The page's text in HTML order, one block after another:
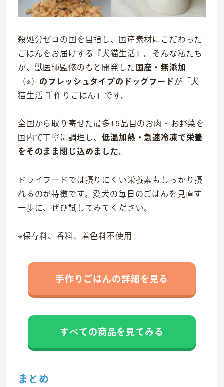
殺処分ゼロの国を目指し、国産素材にこだわった
ごはんをお届けする『犬猫生活』。そんな私たち
が、獣医師監修のもと開発した国産・無添加
（※） のフレッシュタイプのドッグフードが「犬
猫生活 手作りごはん」です。
全国から取り寄せた最多15品目のお肉・お野菜を
国内で丁寧に調理し、低温加熱・急速冷凍で栄養
をそのまま閉じ込めました。
ドライフードでは摂りにくい栄養素もしっかり摂
れるのが特徴です。愛犬の毎日のごはんを見直す
一歩に、ぜひ試してみてください。
※保存料、香料、着色料不使用
手作りごはんの詳細を見る
すべての商品を見てみる
まとめ